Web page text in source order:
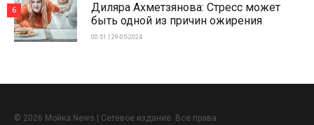
Диляра Ахметзянова: Стресс может
быть одной из причин ожирения
00:51 | 29-05-2024
6
© 2026 Мойка News | Сетевое издание. Все права